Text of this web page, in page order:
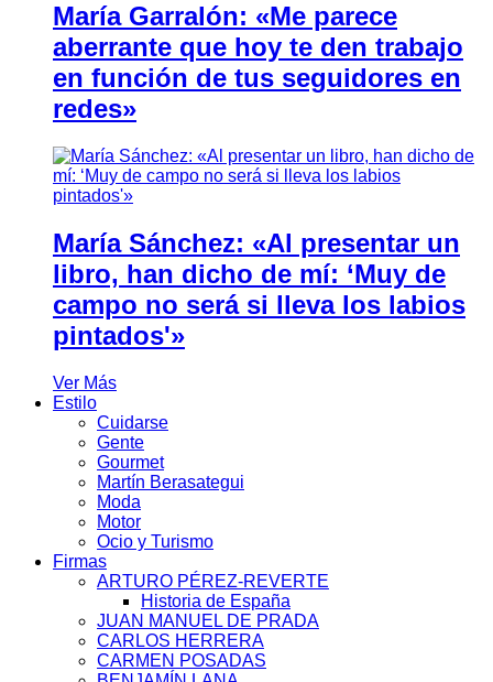
María Garralón: «Me parece
aberrante que hoy te den trabajo
en función de tus seguidores en
redes»
María Sánchez: «Al presentar un
libro, han dicho de mí: ‘Muy de
campo no será si lleva los labios
pintados'»
Ver Más
Estilo
Cuidarse
Gente
Gourmet
Martín Berasategui
Moda
Motor
Ocio y Turismo
Firmas
ARTURO PÉREZ-REVERTE
Historia de España
JUAN MANUEL DE PRADA
CARLOS HERRERA
CARMEN POSADAS